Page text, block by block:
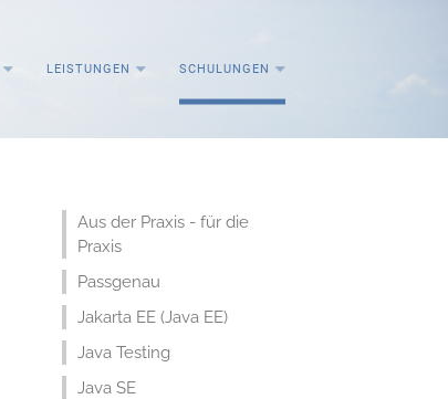
LEISTUNGEN SCHULUNGEN
Aus der Praxis - für die
Praxis
Passgenau
Jakarta EE (Java EE)
Java Testing
Java SE